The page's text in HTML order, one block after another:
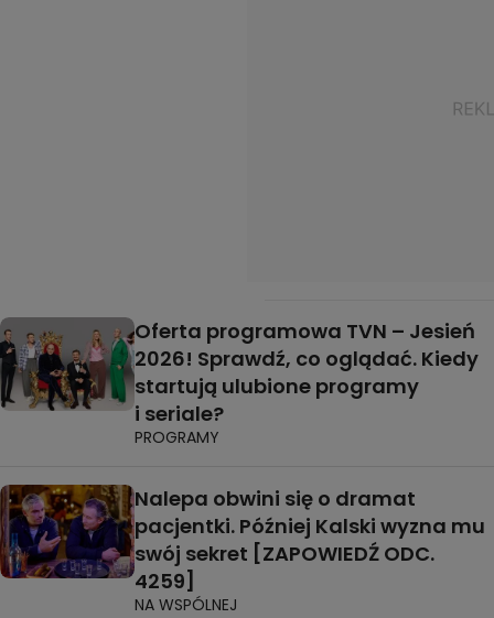
Oferta programowa TVN – Jesień
2026! Sprawdź, co oglądać. Kiedy
startują ulubione programy
i seriale?
PROGRAMY
Nalepa obwini się o dramat
pacjentki. Później Kalski wyzna mu
swój sekret [ZAPOWIEDŹ ODC.
4259]
NA WSPÓLNEJ